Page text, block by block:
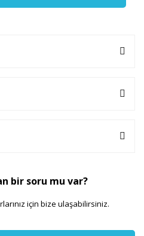
bir soru mu var?
için bize ulaşabilirsiniz.